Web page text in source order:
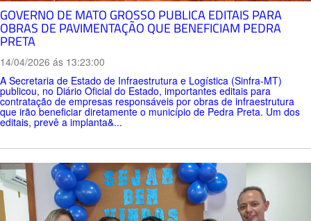
GOVERNO DE MATO GROSSO PUBLICA EDITAIS PARA
OBRAS DE PAVIMENTAÇÃO QUE BENEFICIAM PEDRA
PRETA
14/04/2026 ás 13:23:00
A Secretaria de Estado de Infraestrutura e Logística (Sinfra-MT)
publicou, no Diário Oficial do Estado, importantes editais para
contratação de empresas responsáveis por obras de infraestrutura
que irão beneficiar diretamente o município de Pedra Preta. Um dos
editais, prevê a implanta&...